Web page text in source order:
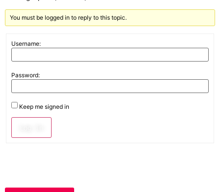
You must be logged in to reply to this topic.
Username:
Password:
Keep me signed in